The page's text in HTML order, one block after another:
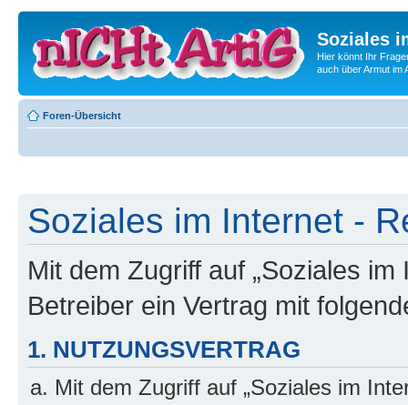
Soziales
Hier könnt Ihr
auch über Armut im
Foren-Übersicht
Soziales im Internet -
Mit dem Zugriff auf „Soziales
Betreiber ein Vertrag mit
1. NUTZUNGSVERTRAG
Mit dem Zugriff auf „Soziales im